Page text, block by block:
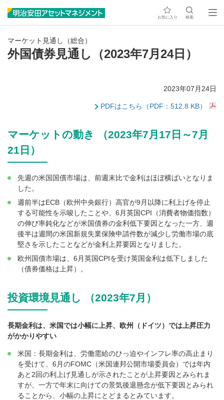
お気に入り 検索
マーケット見通し（総合）
外国債券見通し（2023年7月24日）
2023年07月24日
PDFはこちら（PDF：512.8 KB）
マーケットの動き （2023年7月17日～7月
21日）
先週の米国国債市場は、前週末比で金利はほぼ横ばいとなりま
した。
週前半はECB（欧州中央銀行）高官が9月以降に利上げを停止
する可能性を示唆したことや、6月英国CPI（消費者物価指数）
の伸び率鈍化などが米国債券の金利低下要因となった一方、週
後半は週間の米国新規失業保険申請件数が減少し労働市場の底
堅さを示したことなどが金利上昇要因となりました。
欧州国債市場は、6月英国CPIを受け英国金利は低下しました
（債券価格は上昇）。
投資環境見通し （2023年7月）
長期金利は、米国では小幅に上昇、欧州（ドイツ）では上昇圧力
がかかりやすい
米国：長期金利は、労働需給のひっ迫やインフレ率の高止まり
を受けて、6月のFOMC（米国連邦公開市場委員会）では年内
あと2回の利上げ見通しが示されたことが上昇要因とみられま
すが、一方で年末に向けての景気後退懸念が低下要因とみられ
ることから、小幅の上昇にとどまるとみています。